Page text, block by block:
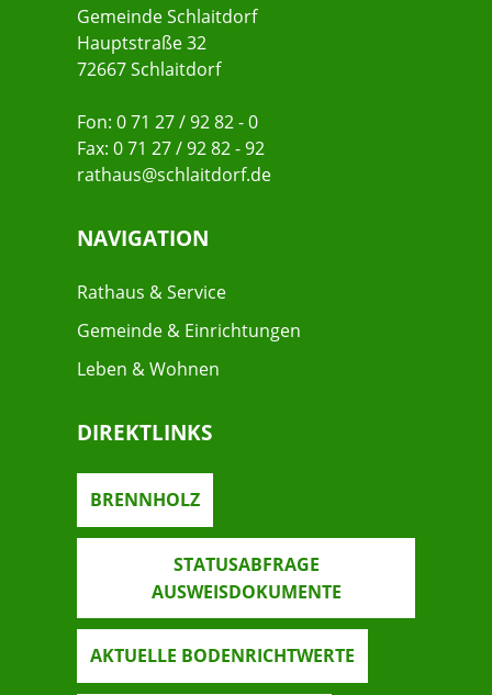
Gemeinde Schlaitdorf
Hauptstraße 32
72667 Schlaitdorf
Fon: 0 71 27 / 92 82 - 0
Fax: 0 71 27 / 92 82 - 92
rathaus@schlaitdorf.de
NAVIGATION
Rathaus & Service
Gemeinde & Einrichtungen
Leben & Wohnen
DIREKTLINKS
BRENNHOLZ
STATUSABFRAGE
AUSWEISDOKUMENTE
AKTUELLE BODENRICHTWERTE